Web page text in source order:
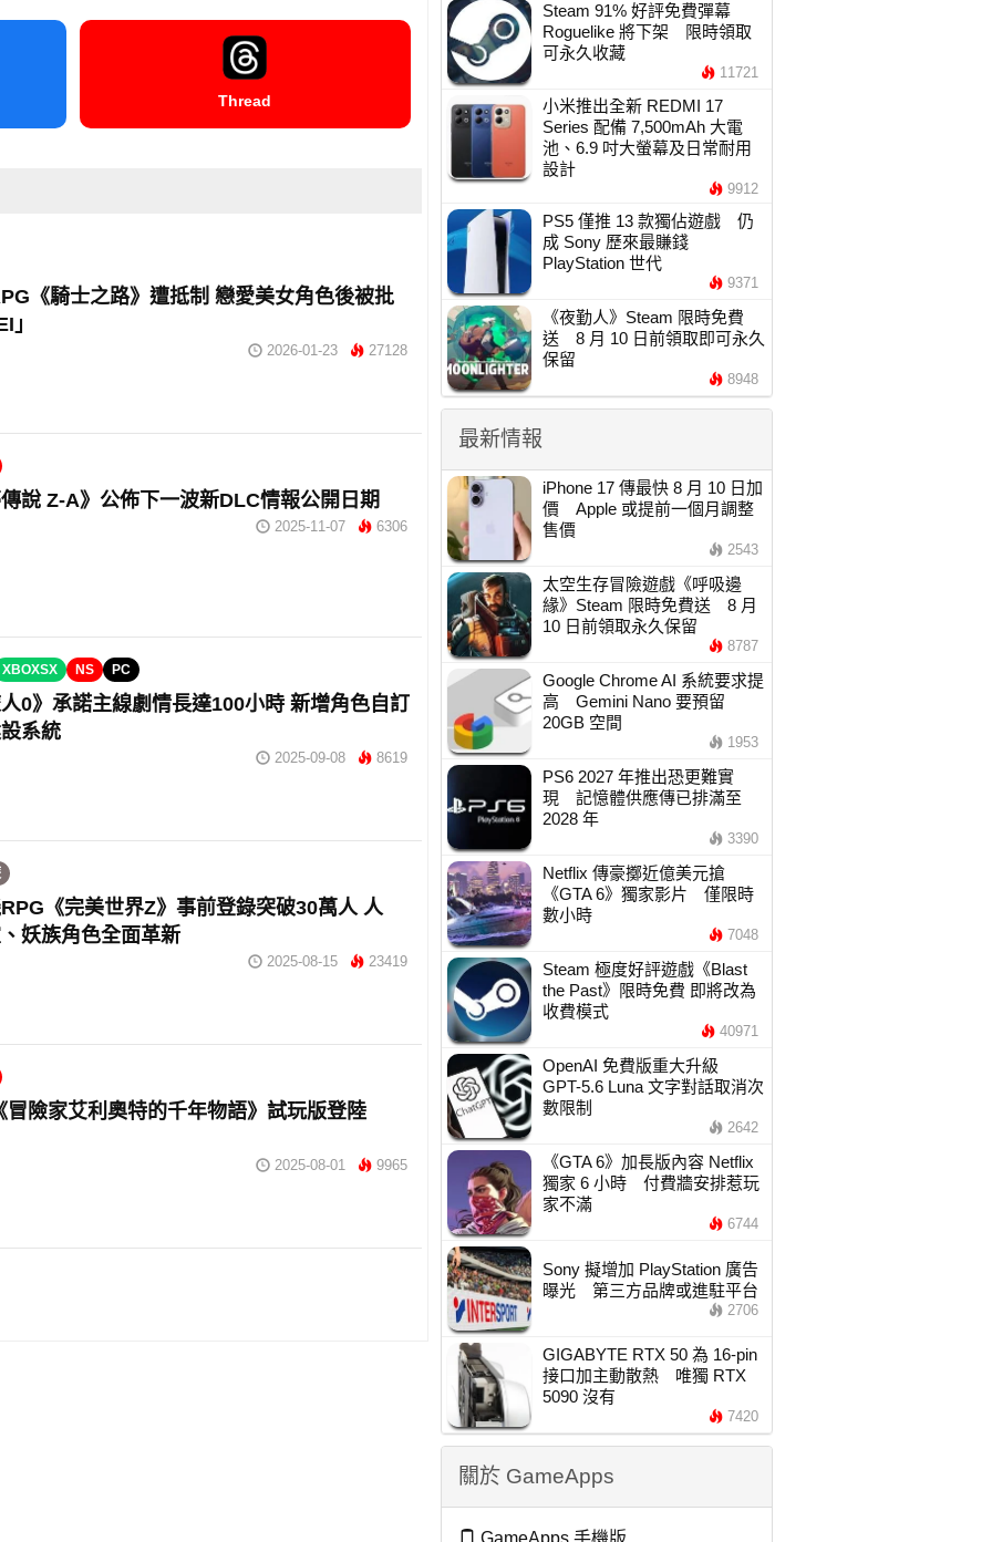
Thread
《騎士之路》遭抵制 戀愛美女角色後被批
」
2026-01-23 27128
說 Z-A》公佈下一波新DLC情報公開日期
2025-11-07 6306
XBOXSX NS PC
0》承諾主線劇情長達100小時 新增角色自訂
系統
2025-09-08 8619
《完美世界Z》事前登錄突破30萬人 人
妖族角色全面革新
2025-08-15 23419
冒險家艾利奧特的千年物語》試玩版登陸
2025-08-01 9965
Steam 91% 好評免費彈幕
Roguelike 將下架 限時領取
可永久收藏
11721
小米推出全新 REDMI 17
Series 配備 7,500mAh 大電
池、6.9 吋大螢幕及日常耐用
設計
9912
PS5 僅推 13 款獨佔遊戲 仍
成 Sony 歷來最賺錢
PlayStation 世代
9371
《夜勤人》Steam 限時免費
送 8 月 10 日前領取即可永久
保留
8948
最新情報
iPhone 17 傳最快 8 月 10 日加
價 Apple 或提前一個月調整
售價
2543
太空生存冒險遊戲《呼吸邊
緣》Steam 限時免費送 8 月
10 日前領取永久保留
8787
Google Chrome AI 系統要求提
高 Gemini Nano 要預留
20GB 空間
1953
PS6 2027 年推出恐更難實
現 記憶體供應傳已排滿至
2028 年
3390
Netflix 傳豪擲近億美元搶
《GTA 6》獨家影片 僅限時
數小時
7048
Steam 極度好評遊戲《Blast
the Past》限時免費 即將改為
收費模式
40971
OpenAI 免費版重大升級
GPT-5.6 Luna 文字對話取消次
數限制
2642
《GTA 6》加長版內容 Netflix
獨家 6 小時 付費牆安排惹玩
家不滿
6744
Sony 擬增加 PlayStation 廣告
曝光 第三方品牌或進駐平台
2706
GIGABYTE RTX 50 為 16-pin
接口加主動散熱 唯獨 RTX
5090 沒有
7420
關於 GameApps
GameApps 手機版